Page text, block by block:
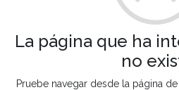
La página que ha
no
Pruebe navegar desde la página